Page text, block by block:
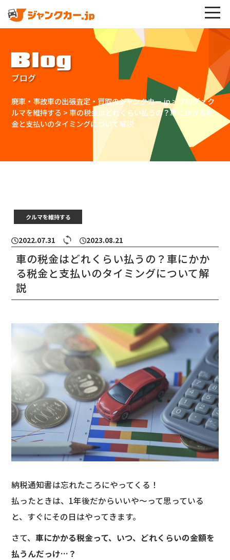
Blog
ブログ
廃車・事故車の出張査定・買取のジャンクカー.jp> ブログ>ク
ルマを維持する >車の税金はどれくらい払うの？車にかかる税
金と支払いのタイミングについて解説
クルマを維持する
2022.07.31 2023.08.21
車の税金はどれくらい払うの？車にかか
る税金と支払いのタイミングについて解
説
納税通知書は忘れたころにやってくる！
払ったときは、1年後だからいいや～って思っている
と、すぐにその日はやってきます。
さて、 車にかかる税金って、いつ、どれくらいの金額を
払うんだっけ…？